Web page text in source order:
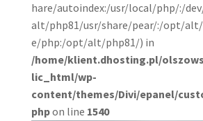
hare/autoindex:/usr/local/php/:/
alt/php81/usr/share/pear/:/opt/
e/php:/opt/alt/php81/) in
/home/klient.dhosting.pl/
lic_html/wp-
content/themes/Divi/epanel/
phpon line 1540